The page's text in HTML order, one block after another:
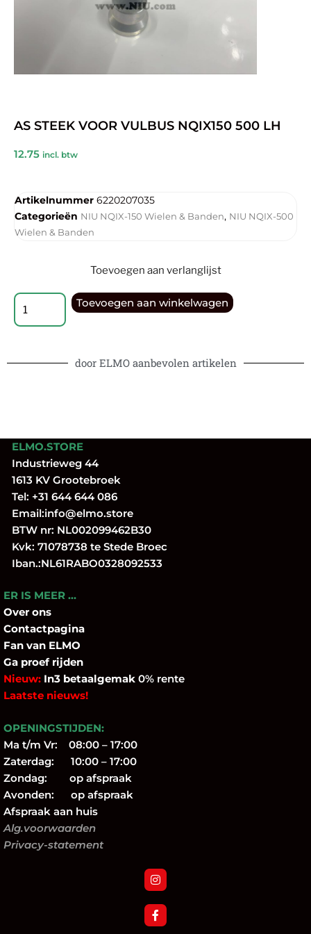
AS STEEK VOOR VULBUS NQIX150 500 LH
12.75 incl. btw
Artikelnummer 6220207035
Categorieën NIU NQIX-150 Wielen & Banden, NIU NQIX-500
Wielen & Banden
Toevoegen aan verlanglijst
Toevoegen aan winkelwagen
door ELMO aanbevolen artikelen
ELMO.STORE
Industrieweg 44
1613 KV Grootebroek
Tel: +31 644 644 086
Email:info@elmo.store
BTW nr: NL002099462B30
Kvk: 71078738 te Stede Broec
Iban.:NL61RABO0328092533
ER IS MEER …
Over ons
Contactpagina
Fan van ELMO
Ga proef rijden
Nieuw: In3 betaalgemak 0% rente
Laatste nieuws!
OPENINGSTIJDEN:
Ma t/m Vr: 08:00 – 17:00
Zaterdag: 10:00 – 17:00
Zondag: op afspraak
Avonden: op afspraak
Afspraak aan huis
Alg.voorwaarden
Privacy-statement